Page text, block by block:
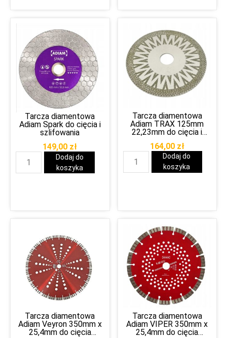
Tarcza diamentowa
Adiam Spark do cięcia i
szlifowania
149,00 zł
Dodaj do
koszyka
Tarcza diamentowa
Adiam TRAX 125mm
22,23mm do cięcia i
164,00 zł
Dodaj do
koszyka
Tarcza diamentowa
Adiam Veyron 350mm x
25,4mm do cięcia
Tarcza diamentowa
Adiam VIPER 350mm x
25,4mm do cięcia